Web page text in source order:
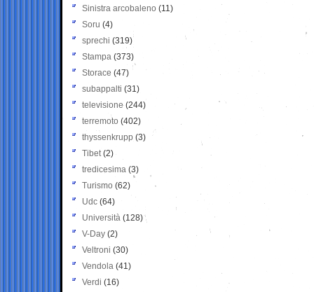
Sinistra arcobaleno (11)
Soru (4)
sprechi (319)
Stampa (373)
Storace (47)
subappalti (31)
televisione(244)
terremoto (402)
thyssenkrupp (3)
Tibet(2)
tredicesima (3)
Turismo (62)
Udc (64)
Università (128)
V-Day (2)
Veltroni (30)
Vendola (41)
Verdi (16)